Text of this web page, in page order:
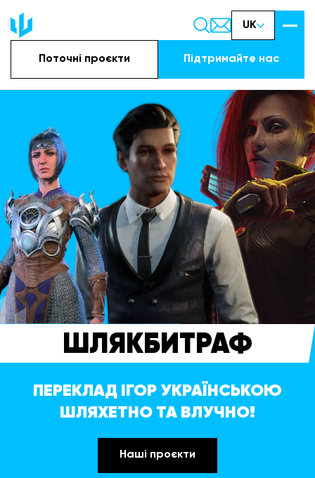
UK
Поточні проєкти Підтримайте наc
ШЛЯКБИТРАФ
ПЕРЕКЛАД ІГОР УКРАЇНСЬКОЮ
ШЛЯХЕТНО ТА ВЛУЧНО!
Наші проєкти